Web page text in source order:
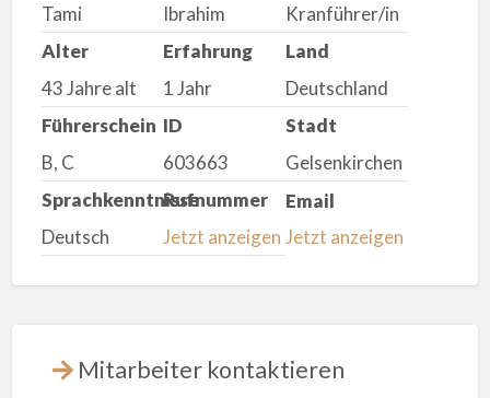
Tami
Ibrahim
Kranführer/in
Alter
43 Jahre alt
Erfahrung
1 Jahr
Land
Deutschland
Führerschein
B, C
ID
603663
Stadt
Gelsenkirchen
Sprachkenntnisse
Deutsch
Rufnummer
Jetzt anzeigen
Email
Jetzt anzeigen
Mitarbeiter kontaktieren